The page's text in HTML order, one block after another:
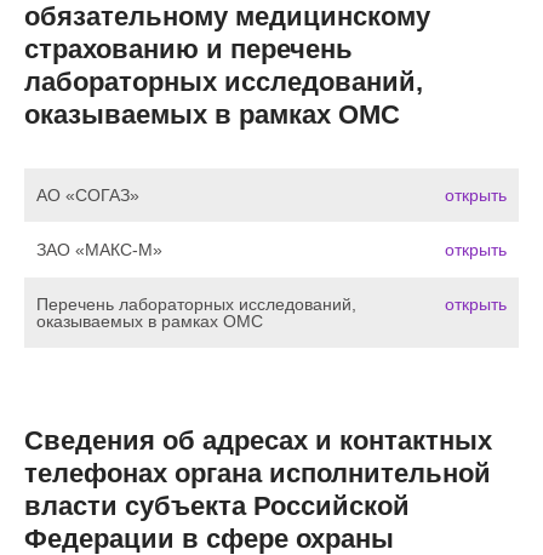
обязательному медицинскому
страхованию и перечень
лабораторных исследований,
оказываемых в рамках ОМС
АО «СОГАЗ» открыть
ЗАО «МАКС-M» открыть
Перечень лабораторных исследований,
оказываемых в рамках ОМС
открыть
Сведения об адресах и контактных
телефонах органа исполнительной
власти субъекта Российской
Федерации в сфере охраны